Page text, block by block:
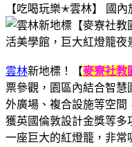
【吃喝玩樂✭雲林】
國內
雲林新地標！【麥寮社教
票參觀，園區內結合智慧
外廣場、複合設施等空間
獲英國倫敦設計金獎等多
一座巨大的紅燈籠，非常